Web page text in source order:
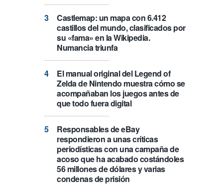
Castlemap: un mapa con 6.412
castillos del mundo, clasificados por
su «fama» en la Wikipedia.
Numancia triunfa
El manual original del Legend of
Zelda de Nintendo muestra cómo se
acompañaban los juegos antes de
que todo fuera digital
Responsables de eBay
respondieron a unas críticas
periodísticas con una campaña de
acoso que ha acabado costándoles
56 millones de dólares y varias
condenas de prisión